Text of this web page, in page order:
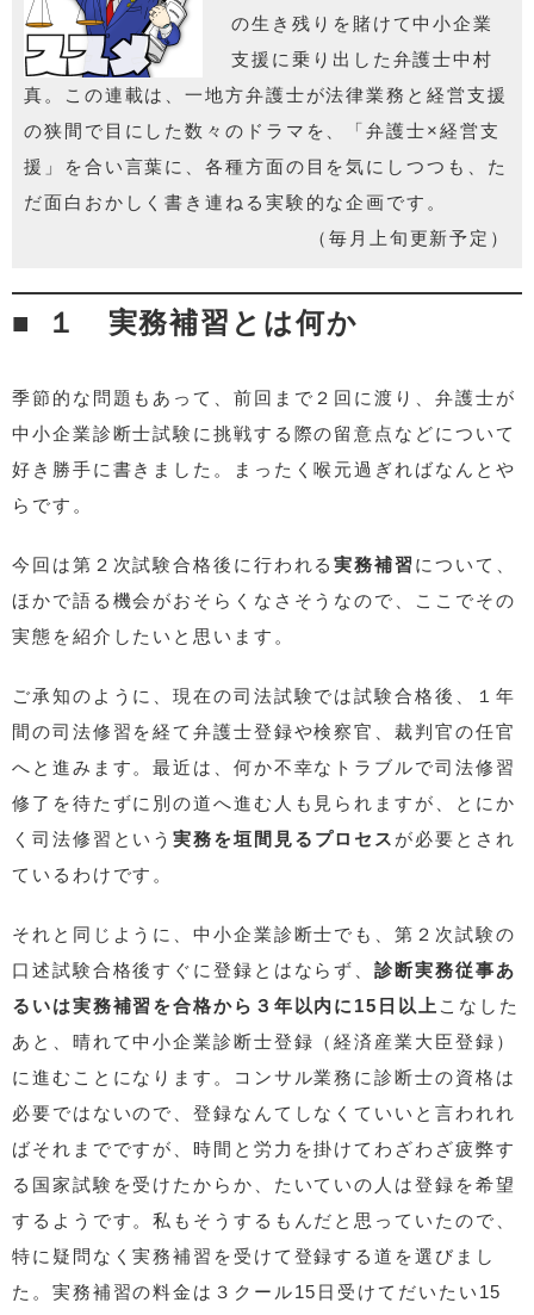
の生き残りを賭けて中小企業
支援に乗り出した弁護士中村
真。この連載は、一地方弁護士が法律業務と経営支援
の狭間で目にした数々のドラマを、「弁護士×経営支
援」を合い言葉に、各種方面の目を気にしつつも、た
だ面白おかしく書き連ねる実験的な企画です。
（毎月上旬更新予定）
１ 実務補習とは何か
季節的な問題もあって、前回まで２回に渡り、弁護士が
中小企業診断士試験に挑戦する際の留意点などについて
好き勝手に書きました。まったく喉元過ぎればなんとや
らです。
今回は第２次試験合格後に行われる実務補習 について、
ほかで語る機会がおそらくなさそうなので、ここでその
実態を紹介したいと思います。
ご承知のように、現在の司法試験では試験合格後、１年
間の司法修習を経て弁護士登録や検察官、裁判官の任官
へと進みます。最近は、何か不幸なトラブルで司法修習
修了を待たずに別の道へ進む人も見られますが、とにか
く司法修習という実務を垣間見るプロセス が必要とされ
ているわけです。
それと同じように、中小企業診断士でも、第２次試験の
口述試験合格後すぐに登録とはならず、診断実務従事あ
るいは実務補習を合格から３年以内に15日以上 こなした
あと、晴れて中小企業診断士登録（経済産業大臣登録）
に進むことになります。コンサル業務に診断士の資格は
必要ではないので、登録なんてしなくていいと言われれ
ばそれまでですが、時間と労力を掛けてわざわざ疲弊す
る国家試験を受けたからか、たいていの人は登録を希望
するようです。私もそうするもんだと思っていたので、
特に疑問なく実務補習を受けて登録する道を選びまし
た。実務補習の料金は３クール15日受けてだいたい15